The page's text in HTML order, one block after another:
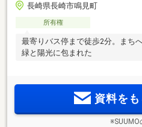
長崎県長崎市鳴見町
所有権
最寄りバス停まで徒歩2分。まち
緑と陽光に包まれた
資料を